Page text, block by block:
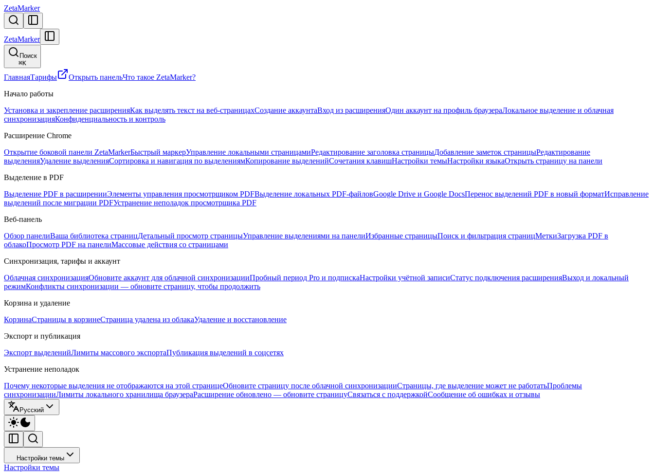
ZetaMarker
ZetaMarker
Поиск
⌘K
ГлавнаяТарифы Открыть панельЧто такое ZetaMarker?
Начало работы
Установка и закрепление расширенияКак выделять текст на веб-страницахСоздание аккаунтаВход из расширенияОдин аккаунт на профиль браузераЛокальное выделение и облачная
синхронизацияКонфиденциальность и контроль
Расширение Chrome
Открытие боковой панели ZetaMarkerБыстрый маркерУправление локальными страницамиРедактирование заголовка страницыДобавление заметок страницыРедактирование
выделенияУдаление выделенияСортировка и навигация по выделениямКопирование выделенийСочетания клавишНастройки темыНастройки языкаОткрыть страницу на панели
Выделение в PDF
Выделение PDF в расширенииЭлементы управления просмотрщиком PDFВыделение локальных PDF-файловGoogle Drive и Google DocsПеренос выделений PDF в новый форматИсправление
выделений после миграции PDFУстранение неполадок просмотрщика PDF
Веб-панель
Обзор панелиВаша библиотека страницДетальный просмотр страницыУправление выделениями на панелиИзбранные страницыПоиск и фильтрация страницМеткиЗагрузка PDF в
облакоПросмотр PDF на панелиМассовые действия со страницами
Синхронизация, тарифы и аккаунт
Облачная синхронизацияОбновите аккаунт для облачной синхронизацииПробный период Pro и подпискаНастройки учётной записиСтатус подключения расширенияВыход и локальный
режимКонфликты синхронизации — обновите страницу, чтобы продолжить
Корзина и удаление
КорзинаСтраницы в корзинеСтраница удалена из облакаУдаление и восстановление
Экспорт и публикация
Экспорт выделенийЛимиты массового экспортаПубликация выделений в соцсетях
Устранение неполадок
Почему некоторые выделения не отображаются на этой страницеОбновите страницу после облачной синхронизацииСтраницы, где выделение может не работатьПроблемы
синхронизацииЛимиты локального хранилища браузераРасширение обновлено — обновите страницуСвязаться с поддержкойСообщение об ошибках и отзывы
Русский
Настройки темы
Настройки темы